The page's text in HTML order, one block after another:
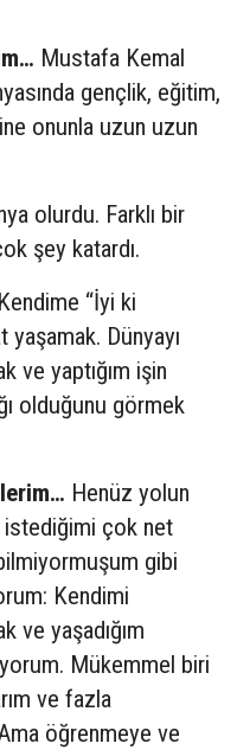
Mustafa Kemal
gençlik, eğitim,
onunla uzun uzun
olurdu. Farklı bir
şey katardı.
Kendime “İyi ki
yaşamak. Dünyayı
ve yaptığım işin
olduğunu görmek
Henüz yolun
istediğimi çok net
gibi
Kendimi
ve yaşadığım
Mükemmel biri
ve fazla
öğrenmeye ve